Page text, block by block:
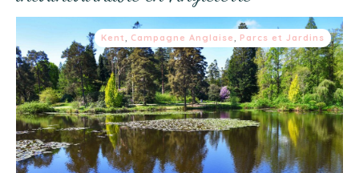
Kent Campagne Anglaise Parcs et Jardins